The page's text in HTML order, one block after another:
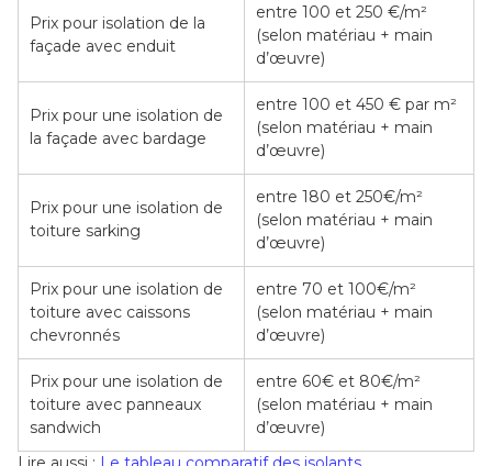
Prix pour isolation de la
façade avec enduit
entre 100 et 250 €/m²
(selon matériau + main
d’œuvre)
Prix pour une isolation de
la façade avec bardage
entre 100 et 450 € par m²
(selon matériau + main
d’œuvre)
Prix pour une isolation de
toiture sarking
entre 180 et 250€/m²
(selon matériau + main
d’œuvre)
Prix pour une isolation de
toiture avec caissons
chevronnés
entre 70 et 100€/m²
(selon matériau + main
d’œuvre)
Prix pour une isolation de
toiture avec panneaux
sandwich
entre 60€ et 80€/m²
(selon matériau + main
d’œuvre)